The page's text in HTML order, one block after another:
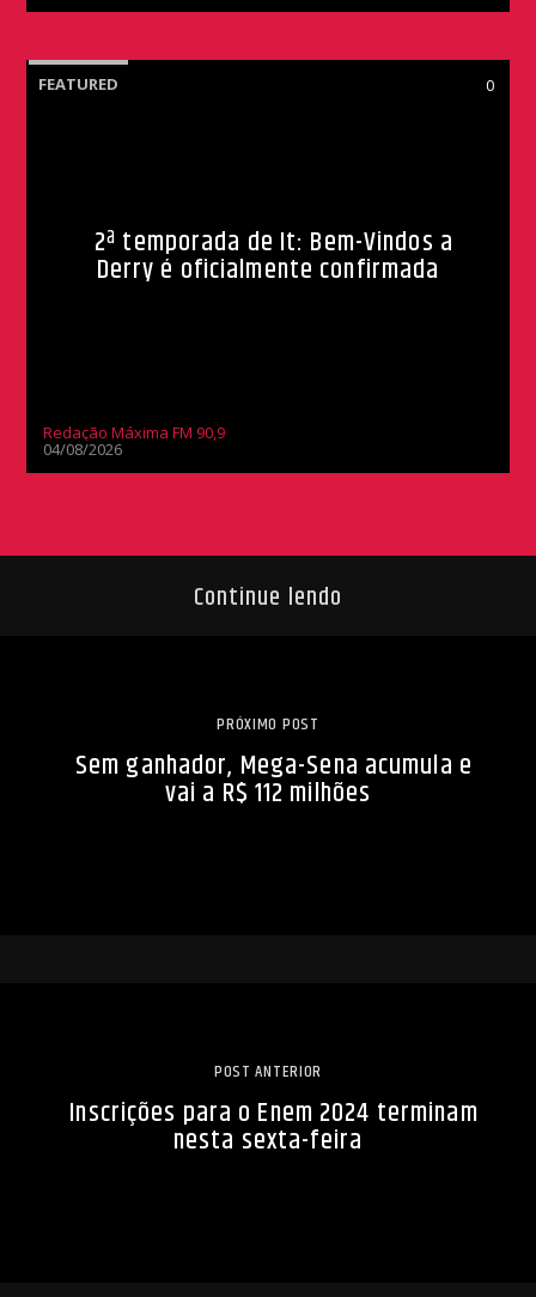
FEATURED 0
2ª temporada de It: Bem-Vindos a
Derry é oficialmente confirmada
Redação Máxima FM 90,9
04/08/2026
Continue lendo
PRÓXIMO POST
Sem ganhador, Mega-Sena acumula e
vai a R$ 112 milhões
POST ANTERIOR
Inscrições para o Enem 2024 terminam
nesta sexta-feira